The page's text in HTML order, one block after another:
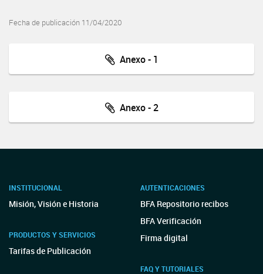
Fecha de publicación 11/04/2020
Anexo - 1
Anexo - 2
INSTITUCIONAL
Misión, Visión e Historia
PRODUCTOS Y SERVICIOS
Tarifas de Publicación
AUTENTICACIONES
BFA Repositorio recibos
BFA Verificación
Firma digital
FAQ Y TUTORIALES